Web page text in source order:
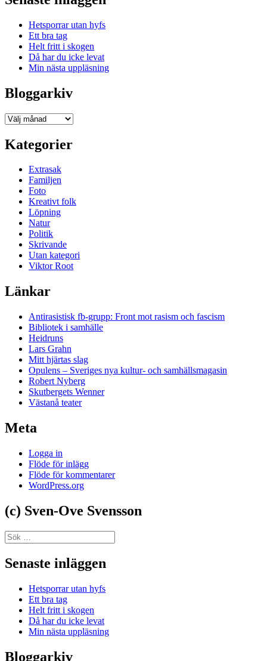
Hetsporrar utan hyfs
Ett bra tag
Helt fritt i skogen
Då har du icke levat
Min nästa uppläsning
Bloggarkiv
Bloggarkiv
Kategorier
Extrasak
Familjen
Foto
Kreativt folk
Löpning
Natur
Politik
Skrivande
Utan kategori
Viktor Root
Länkar
Antirasistisk fb-grupp: Front mot rasism och fascism
Bibliotek i samhälle
Heidruns
Lars Grahn
Mitt hjärtas slag
Opulens – Sveriges nya kultur- och samhällsmagasin
Robert Nyberg
Skutbergets Wenner
Västanå teater
Meta
Logga in
Flöde för inlägg
Flöde för kommentarer
WordPress.org
(c) Sven-Ove Svensson
Sök
efter:
Senaste inläggen
Hetsporrar utan hyfs
Ett bra tag
Helt fritt i skogen
Då har du icke levat
Min nästa uppläsning
Bloggarkiv